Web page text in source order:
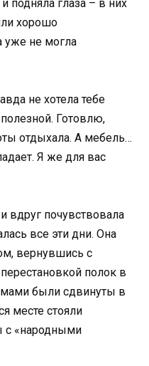
подняла глаза – в них
хорошо
уже не могла
не хотела тебе
Готовлю,
отдыхала. А мебель…
Я же для вас
вдруг почувствовала
все эти дни. Она
вернувшись с
полок в
были сдвинуты в
месте стояли
с «народными